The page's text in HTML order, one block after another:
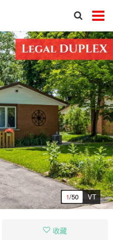
1/50 VT
收藏